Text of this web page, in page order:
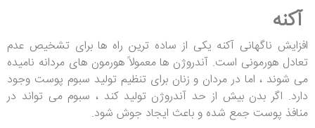
آکنه
افزایش ناگهانی آکنه یکی از ساده ترین راه ها برای تشخیص عدم
تعادل هورمونی است. آندروژن ها معمولاً هورمون های مردانه نامیده
می شوند ، اما در مردان و زنان برای تنظیم تولید سبوم پوست وجود
دارد. اگر بدن بیش از حد آندروژن تولید کند ، سبوم می تواند در
منافذ پوست جمع شده و باعث ایجاد جوش شود.